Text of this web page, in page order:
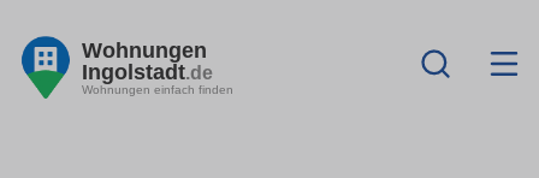
Wohnungen
Ingolstadt.de
Wohnungen einfach finden